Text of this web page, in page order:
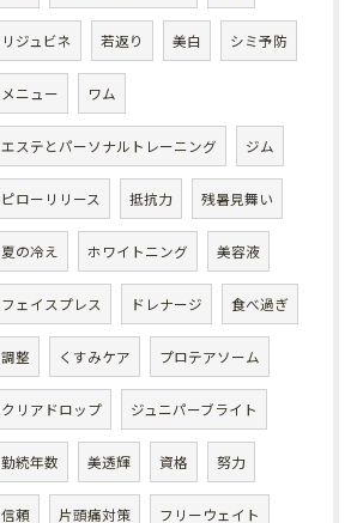
リジュビネ 若返り 美白 シミ予防
メニュー ワム
エステとパーソナルトレーニング ジム
ピローリリース 抵抗力 残暑見舞い
夏の冷え ホワイトニング 美容液
フェイスプレス ドレナージ 食べ過ぎ
調整 くすみケア プロテアソーム
クリアドロップ ジュニパーブライト
勤続年数 美透輝 資格 努力
信頼 片頭痛対策 フリーウェイト